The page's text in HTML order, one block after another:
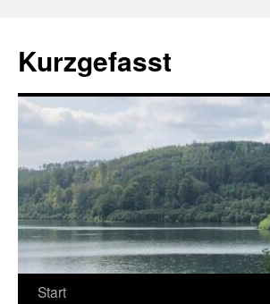
springen
Kurzgefasst
Start